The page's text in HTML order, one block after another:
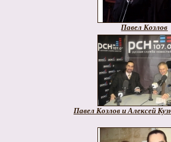
Павел Козлов
Павел Козлов и Алексей